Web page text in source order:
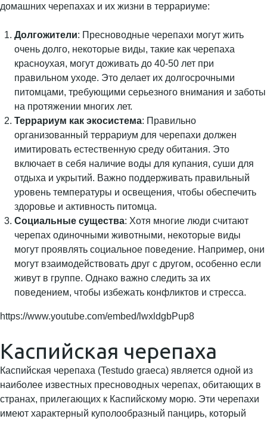
домашних черепахах и их жизни в террариуме:
Долгожители: Пресноводные черепахи могут жить
очень долго, некоторые виды, такие как черепаха
красноухая, могут доживать до 40-50 лет при
правильном уходе. Это делает их долгосрочными
питомцами, требующими серьезного внимания и заботы
на протяжении многих лет.
Террариум как экосистема: Правильно
организованный террариум для черепахи должен
имитировать естественную среду обитания. Это
включает в себя наличие воды для купания, суши для
отдыха и укрытий. Важно поддерживать правильный
уровень температуры и освещения, чтобы обеспечить
здоровье и активность питомца.
Социальные существа: Хотя многие люди считают
черепах одиночными животными, некоторые виды
могут проявлять социальное поведение. Например, они
могут взаимодействовать друг с другом, особенно если
живут в группе. Однако важно следить за их
поведением, чтобы избежать конфликтов и стресса.
https://www.youtube.com/embed/lwxldgbPup8
Каспийская черепаха
Каспийская черепаха (Testudo graeca) является одной из
наиболее известных пресноводных черепах, обитающих в
странах, прилегающих к Каспийскому морю. Эти черепахи
имеют характерный куполообразный панцирь, который